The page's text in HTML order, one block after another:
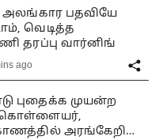
அலங்கார பதவியே
வெடித்த
தரப்பு வார்னிங்
ago
புதைக்க முயன்ற
அரங்கேறிய